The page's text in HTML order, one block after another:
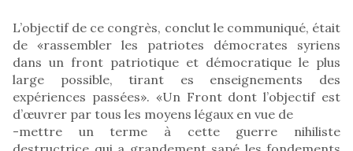
L’objectif de ce congrès, conclut le communiqué, était
de «rassembler les patriotes démocrates syriens
dans un front patriotique et démocratique le plus
large possible, tirant es enseignements des
expériences passées». «Un Front dont l’objectif est
d’œuvrer par tous les moyens légaux en vue de
-mettre un terme à cette guerre nihiliste